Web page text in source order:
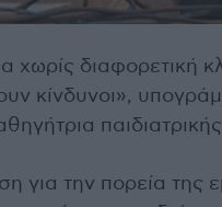
χωρίς διαφορετική
κίνδυνοι»,
για την πορεία της